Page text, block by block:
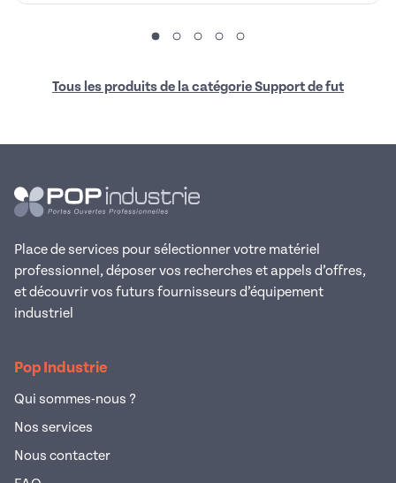
Tous les produits de la catégorie Support de fut
Place de services pour sélectionner votre matériel
professionnel, déposer vos recherches et appels d’offres,
et découvrir vos futurs fournisseurs d’équipement
industriel
Pop Industrie
Qui sommes-nous ?
Nos services
Nous contacter